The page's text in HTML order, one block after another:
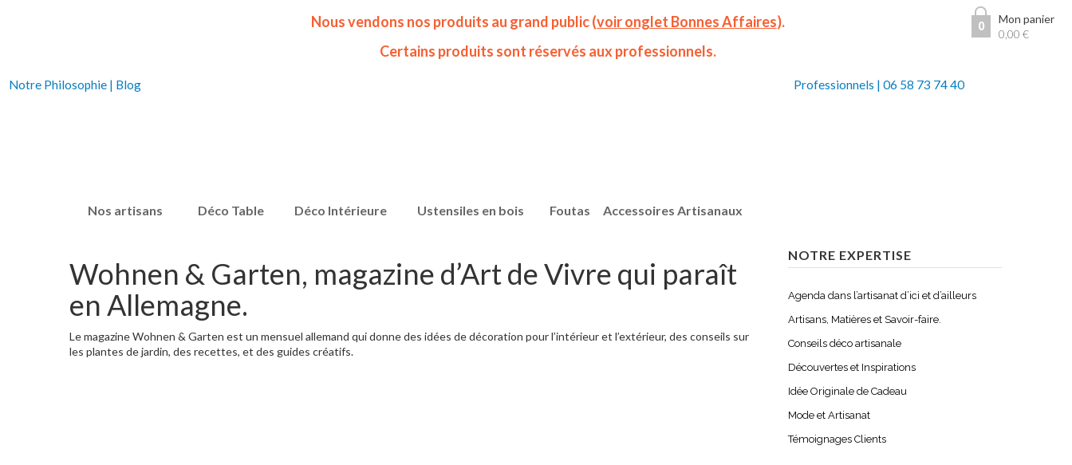
Nos artisans Déco Table Déco Intérieure Ustensiles en bois Foutas Accessoires Artisanaux
0
Mon panier
0,00€
Nous vendons nos produits au grand public (voir onglet Bonnes Affaires).
Certains produits sont réservés aux professionnels.
Notre Philosophie | Blog Professionnels | 06 58 73 74 40
Wohnen & Garten, magazine d’Art de Vivre qui paraît
en Allemagne.
Le magazine Wohnen & Garten est un mensuel allemand qui donne des idées de décoration pour l’intérieur et l’extérieur, des conseils sur
les plantes de jardin, des recettes, et des guides créatifs.
NOTRE EXPERTISE
Agenda dans l’artisanat d’ici et d’ailleurs
Artisans, Matières et Savoir-faire.
Conseils déco artisanale
Découvertes et Inspirations
Idée Originale de Cadeau
Mode et Artisanat
Témoignages Clients